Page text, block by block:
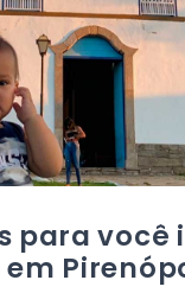
para você